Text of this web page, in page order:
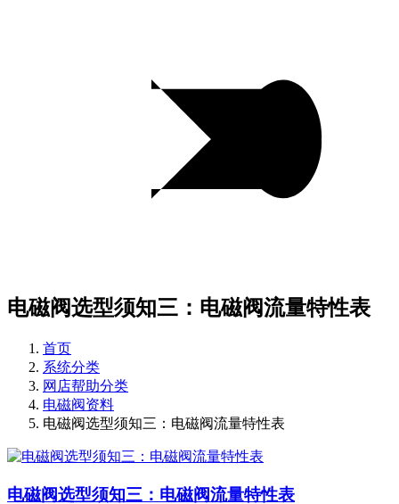
电磁阀选型须知三：电磁阀流量特性表
首页
系统分类
网店帮助分类
电磁阀资料
电磁阀选型须知三：电磁阀流量特性表
电磁阀选型须知三：电磁阀流量特性表